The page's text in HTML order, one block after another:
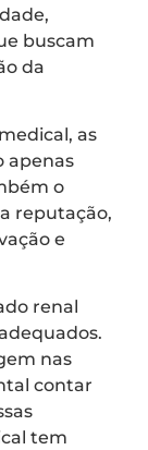
buscam
da
as
apenas
o
reputação,
e
renal
nas
contar
tem